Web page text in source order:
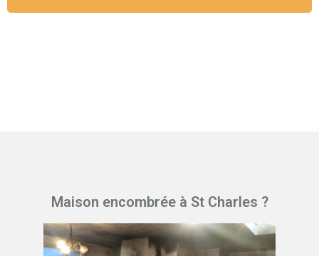
Maison encombrée à St Charles ?